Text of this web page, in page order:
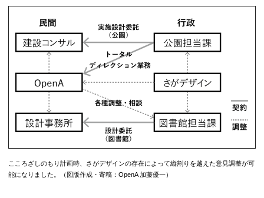
こころざしのもり計画時、さがデザインの存在によって縦割りを越えた意見調整が可
能になりました。（図版作成・寄稿：OpenA 加藤優一）